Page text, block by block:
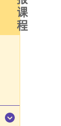
课
程